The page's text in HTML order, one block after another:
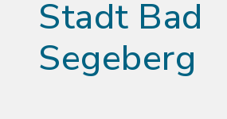
Stadt Bad
Segeberg